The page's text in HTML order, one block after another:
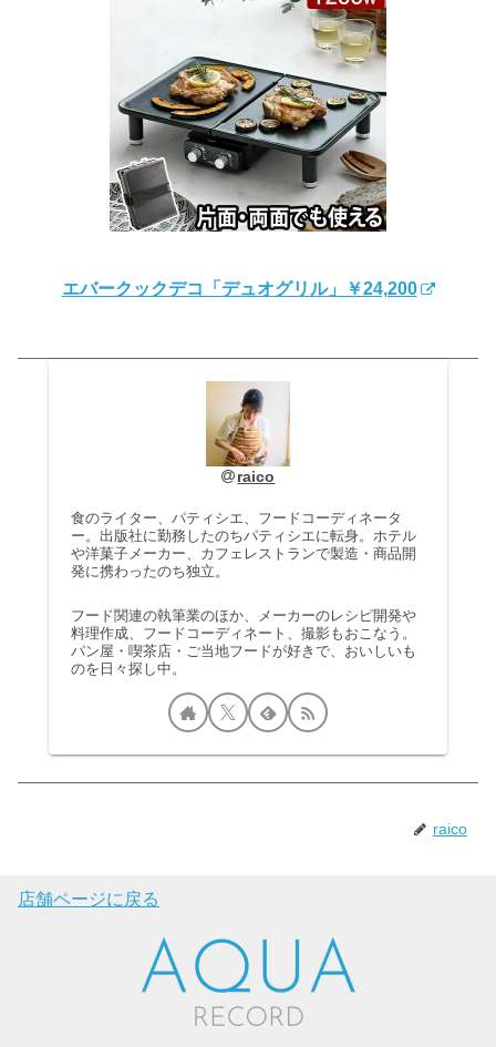
エバークックデコ「デュオグリル」￥24,200
raico
食のライター、パティシエ、フードコーディネータ
ー。出版社に勤務したのちパティシエに転身。ホテル
や洋菓子メーカー、カフェレストランで製造・商品開
発に携わったのち独立。
フード関連の執筆業のほか、メーカーのレシピ開発や
料理作成、フードコーディネート、撮影もおこなう。
パン屋・喫茶店・ご当地フードが好きで、おいしいも
のを日々探し中。
raico
店舗ページに戻る